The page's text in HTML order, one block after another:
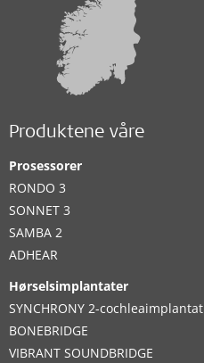
Produktene våre
Prosessorer
RONDO 3
SONNET 3
SAMBA 2
ADHEAR
Hørselsimplantater
SYNCHRONY 2-cochleaimplantat
BONEBRIDGE
VIBRANT SOUNDBRIDGE